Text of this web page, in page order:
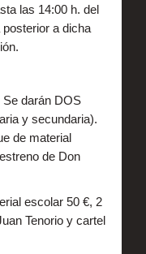
las 14:00 h. del
a dicha
darán DOS
y secundaria).
de material
de Don
escolar 50 €, 2
Tenorio y cartel